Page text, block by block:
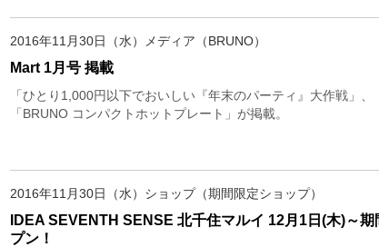
2016年11月30日（水）メディア（BRUNO）
Mart 1月号 掲載
「ひとり1,000円以下でおいしい『年末のパーティ』大作戦」
「BRUNO コンパクトホットプレート」が掲載。
2016年11月30日（水）ショップ（期間限定ショップ）
IDEA SEVENTH SENSE 北千住マルイ 12月1日(木)～
プン！